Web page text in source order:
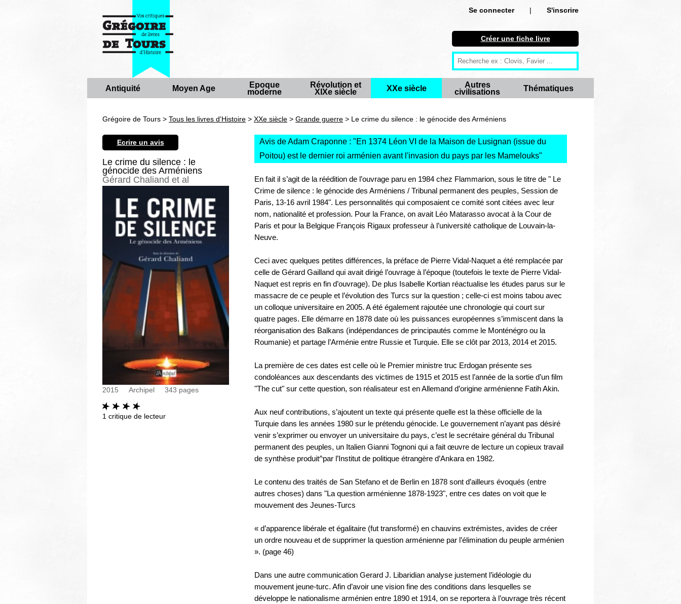
Se connecter |
S'inscrire
S'inscrire
Créer une fiche livre
Antiquité
Moyen Age
Epoque moderne
Révolution et XIXe siècle
XXe siècle
Autres civilisations
Thématiques
Créer une fiche livre
Antiquité Moyen Age
Epoque
moderne
Révolution et
XIXe siècle
XXe siècle
Autres
civilisations
Thématiques
Grégoire de Tours > Tous les livres d'Histoire > XXe siècle > Grande guerre > Le crime du silence : le génocide des Arméniens
Ecrire un avis
Le crime du silence : le
génocide des Arméniens
Gérard Chaliand et al
2015 Archipel 343 pages
1 critique de lecteur
Avis de Adam Craponne : "En 1374 Léon VI de la Maison de Lusignan (issue du
Poitou) est le dernier roi arménien avant l'invasion du pays par les Mamelouks"
En fait il s’agit de la réédition de l’ouvrage paru en 1984 chez Flammarion, sous le titre de " Le
Crime de silence : le génocide des Arméniens / Tribunal permanent des peuples, Session de
Paris, 13-16 avril 1984". Les personnalités qui composaient ce comité sont citées avec leur
nom, nationalité et profession. Pour la France, on avait Léo Matarasso avocat à la Cour de
Paris et pour la Belgique François Rigaux professeur à l’université catholique de Louvain-la-
Neuve.
Ceci avec quelques petites différences, la préface de Pierre Vidal-Naquet a été remplacée par
celle de Gérard Gailland qui avait dirigé l’ouvrage à l’époque (toutefois le texte de Pierre Vidal-
Naquet est repris en fin d’ouvrage). De plus Isabelle Kortian réactualise les études parus sur le
massacre de ce peuple et l’évolution des Turcs sur la question ; celle-ci est moins tabou avec
un colloque universitaire en 2005. A été également rajoutée une chronologie qui court sur
quatre pages. Elle démarre en 1878 date où les puissances européennes s’immiscent dans la
réorganisation des Balkans (indépendances de principautés comme le Monténégro ou la
Roumanie) et partage l’Arménie entre Russie et Turquie. Elle se clôt par 2013, 2014 et 2015.
La première de ces dates est celle où le Premier ministre truc Erdogan présente ses
condoléances aux descendants des victimes de 1915 et 2015 est l’année de la sortie d’un film
"The cut" sur cette question, son réalisateur est en Allemand d’origine arménienne Fatih Akin.
Aux neuf contributions, s’ajoutent un texte qui présente quelle est la thèse officielle de la
Turquie dans les années 1980 sur le prétendu génocide. Le gouvernement n’ayant pas désiré
venir s’exprimer ou envoyer un universitaire du pays, c’est le secrétaire général du Tribunal
permanent des peuples, un Italien Gianni Tognoni qui a fait œuvre de lecture un copieux travail
de synthèse produit^par l’Institut de politique étrangère d’Ankara en 1982.
Le contenu des traités de San Stefano et de Berlin en 1878 sont d’ailleurs évoqués (entre
autres choses) dans "La question arménienne 1878-1923", entre ces dates on voit que le
mouvement des Jeunes-Turcs
« d’apparence libérale et égalitaire (fut transformé) en chauvins extrémistes, avides de créer
un ordre nouveau et de supprimer la question arménienne par l’élimination du peuple arménien
». (page 46)
Dans une autre communication Gerard J. Libaridian analyse justement l’idéologie du
mouvement jeune-turc. Afin d’avoir une vision fine des conditions dans lesquelles se
développe le nationalisme arménien entre 1890 et 1914, on se reportera à l’ouvrage très récent